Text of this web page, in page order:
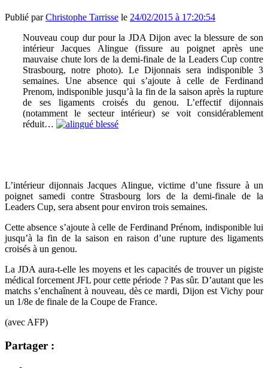
Publié parChristophe Tarrisse le 24/02/2015 à 17:20:54
Nouveau coup dur pour la JDA Dijon avec la blessure de son
intérieur Jacques Alingue (fissure au poignet après une
mauvaise chute lors de la demi-finale de la Leaders Cup contre
Strasbourg, notre photo). Le Dijonnais sera indisponible 3
semaines. Une absence qui s’ajoute à celle de Ferdinand
Prenom, indisponible jusqu’à la fin de la saison après la rupture
de ses ligaments croisés du genou. L’effectif dijonnais
(notamment le secteur intérieur) se voit considérablement
réduit…
L’intérieur dijonnais Jacques Alingue, victime d’une fissure à un
poignet samedi contre Strasbourg lors de la demi-finale de la
Leaders Cup, sera absent pour environ trois semaines.
Cette absence s’ajoute à celle de Ferdinand Prénom, indisponible lui
jusqu’à la fin de la saison en raison d’une rupture des ligaments
croisés à un genou.
La JDA aura-t-elle les moyens et les capacités de trouver un pigiste
médical forcement JFL pour cette période ? Pas sûr. D’autant que les
matchs s’enchaînent à nouveau, dès ce mardi, Dijon est Vichy pour
un 1/8e de finale de la Coupe de France.
(avec AFP)
Partager :